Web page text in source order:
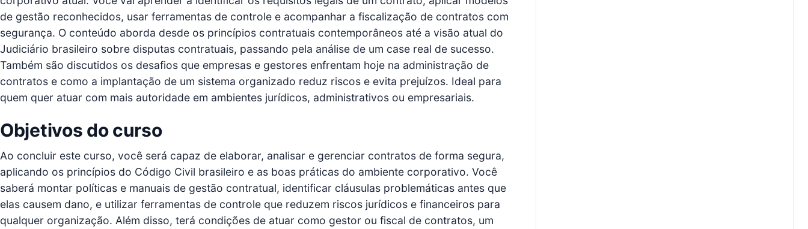
de gestão reconhecidos, usar ferramentas de controle e acompanhar a fiscalização de contratos com
segurança. O conteúdo aborda desde os princípios contratuais contemporâneos até a visão atual do
Judiciário brasileiro sobre disputas contratuais, passando pela análise de um case real de sucesso.
Também são discutidos os desafios que empresas e gestores enfrentam hoje na administração de
contratos e como a implantação de um sistema organizado reduz riscos e evita prejuízos. Ideal para
quem quer atuar com mais autoridade em ambientes jurídicos, administrativos ou empresariais.
Objetivos do curso
Ao concluir este curso, você será capaz de elaborar, analisar e gerenciar contratos de forma segura,
aplicando os princípios do Código Civil brasileiro e as boas práticas do ambiente corporativo. Você
saberá montar políticas e manuais de gestão contratual, identificar cláusulas problemáticas antes que
elas causem dano, e utilizar ferramentas de controle que reduzem riscos jurídicos e financeiros para
qualquer organização. Além disso, terá condições de atuar como gestor ou fiscal de contratos, um